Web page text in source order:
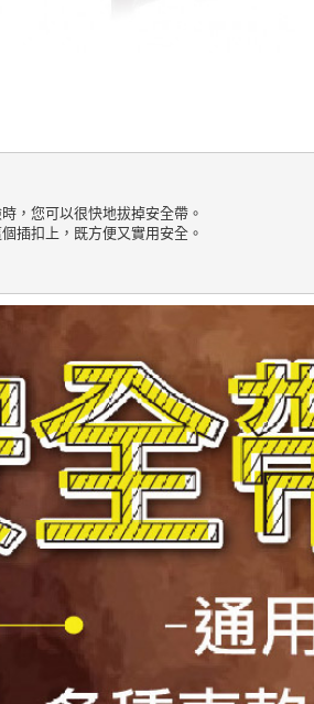
，您可以很快地拔掉安全帶。
插扣上，既方便又實用安全。